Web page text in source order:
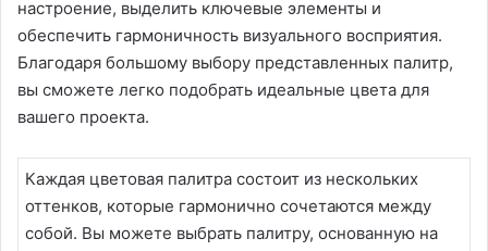
настроение, выделить ключевые элементы и
обеспечить гармоничность визуального восприятия.
Благодаря большому выбору представленных палитр,
вы сможете легко подобрать идеальные цвета для
вашего проекта.
Каждая цветовая палитра состоит из нескольких
оттенков, которые гармонично сочетаются между
собой. Вы можете выбрать палитру, основанную на